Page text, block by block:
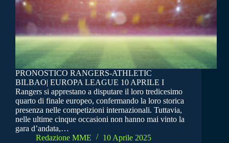
PRONOSTICO RANGERS-ATHLETIC
BILBAO| EUROPA LEAGUE 10 APRILE I
Rangers si apprestano a disputare il loro tredicesimo
quarto di finale europeo, confermando la loro storica
presenza nelle competizioni internazionali. Tuttavia,
nelle ultime cinque occasioni non hanno mai vinto la
gara d’andata,…
Redazione MME
10 Aprile 2025